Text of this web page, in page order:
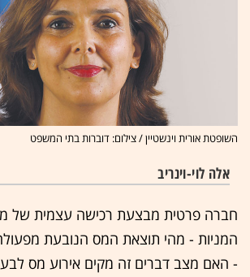
השופטת אורית וינשטיין / צילום: דוברות בתי המשפט
אלה לוי-וינריב
חברה פרטית מבצעת רכישה עצמית של
המניות - מהי תוצאת המס הנובעת מפעולה
- האם מצב דברים זה מקים אירוע מס